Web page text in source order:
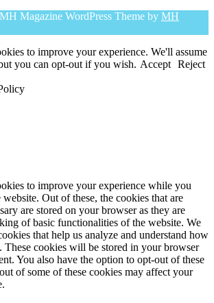
Magazine WordPress Theme by MH
to improve your experience. We'll assume
you can opt-out if you wish. Accept Reject
to improve your experience while you
Out of these, the cookies that are
are stored on your browser as they are
of basic functionalities of the website. We
that help us analyze and understand how
These cookies will be stored in your browser
You also have the option to opt-out of these
of some of these cookies may affect your